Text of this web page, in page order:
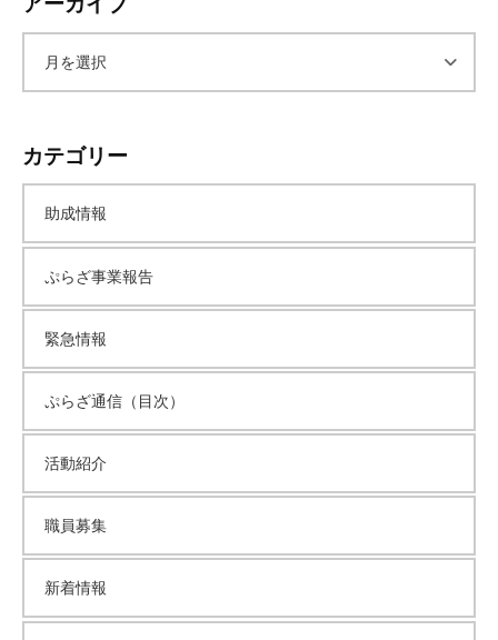
カ
イ
ブ
カテゴリー
助成情報
ぷらざ事業報告
緊急情報
ぷらざ通信（目次）
活動紹介
職員募集
新着情報